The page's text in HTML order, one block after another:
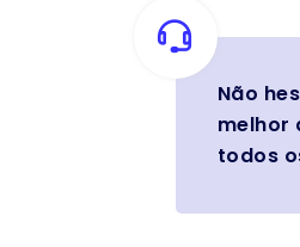
Não
melhor
todos